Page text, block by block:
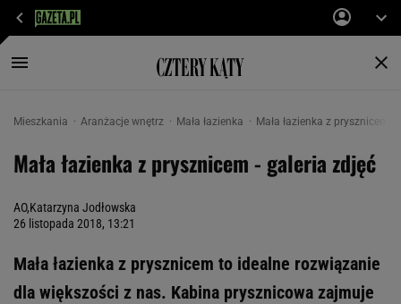
Mieszkania Aranżacje wnętrz Mała łazienka Mała łazienka z prysznicem
Mała łazienka z prysznicem - galeria zdjęć
AO,Katarzyna Jodłowska
26 listopada 2018, 13:21
Mała łazienka z prysznicem to idealne rozwiązanie
dla większości z nas. Kabina prysznicowa zajmuje